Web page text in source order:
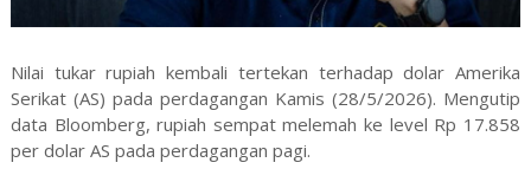
Nilai tukar rupiah kembali tertekan terhadap dolar Amerika
Serikat (AS) pada perdagangan Kamis (28/5/2026). Mengutip
data Bloomberg, rupiah sempat melemah ke level Rp 17.858
per dolar AS pada perdagangan pagi.